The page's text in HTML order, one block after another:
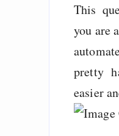
This
you are
pretty
easier